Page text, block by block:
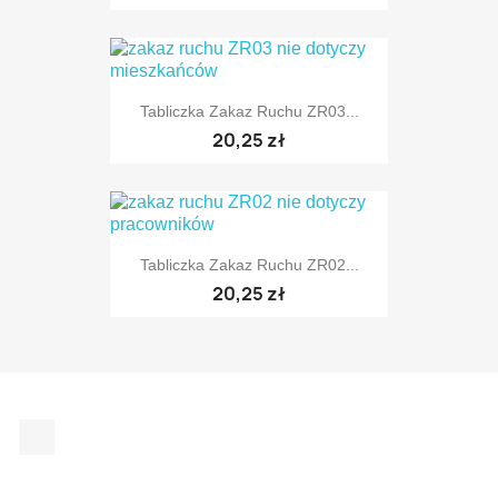
TYLKO ONLINE
Tabliczka Zakaz Ruchu ZR03...
20,25 zł
TYLKO ONLINE
Tabliczka Zakaz Ruchu ZR02...
20,25 zł